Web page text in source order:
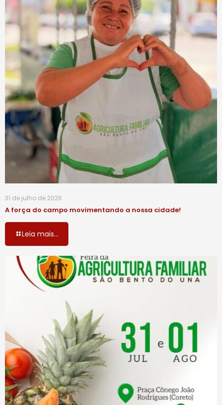
31 de julho de 2026
A força do campo movimentando a nossa cidade!
Leia mais...